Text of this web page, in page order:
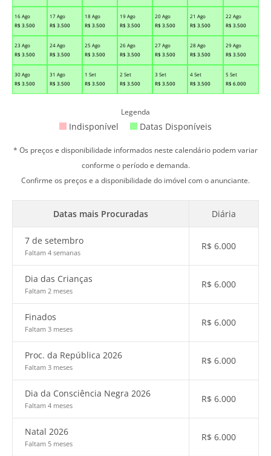
16 Ago
R$ 3.500
17 Ago
R$ 3.500
18 Ago
R$ 3.500
19 Ago
R$ 3.500
20 Ago
R$ 3.500
21 Ago
R$ 3.500
22 Ago
R$ 3.500
23 Ago
R$ 3.500
24 Ago
R$ 3.500
25 Ago
R$ 3.500
26 Ago
R$ 3.500
27 Ago
R$ 3.500
28 Ago
R$ 3.500
29 Ago
R$ 3.500
30 Ago
R$ 3.500
31 Ago
R$ 3.500
1 Set
R$ 3.500
2 Set
R$ 3.500
3 Set
R$ 3.500
4 Set
R$ 3.500
5 Set
R$ 6.000
Legenda
Indisponível Datas Disponíveis
* Os preços e disponibilidade informados neste calendário podem variar
conforme o período e demanda.
Confirme os preços e a disponibilidade do imóvel com o anunciante.
Datas mais Procuradas Diária
7 de setembro
Faltam 4 semanas
R$ 6.000
Dia das Crianças
Faltam 2 meses
R$ 6.000
Finados
Faltam 3 meses
R$ 6.000
Proc. da República 2026
Faltam 3 meses
R$ 6.000
Dia da Consciência Negra 2026
Faltam 4 meses
R$ 6.000
Natal 2026
Faltam 5 meses
R$ 6.000